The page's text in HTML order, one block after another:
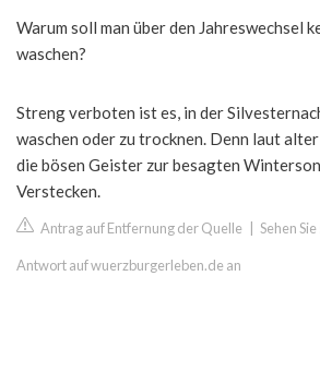
Warum soll man über den Jahreswechsel
waschen?
Streng verboten ist es, in der
waschen oder zu trocknen. Denn laut
die bösen Geister zur besagten
Verstecken.
Antrag auf Entfernung der Quelle Sehen
Antwort auf wuerzburgerleben.de an